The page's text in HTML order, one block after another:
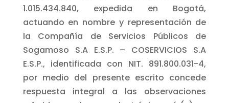
1.015.434.840, expedida en Bogotá,
actuando en nombre y representación de
la Compañía de Servicios Públicos de
Sogamoso S.A E.S.P. – COSERVICIOS S.A
E.S.P., identificada con NIT. 891.800.031-4,
por medio del presente escrito concede
respuesta integral a las observaciones